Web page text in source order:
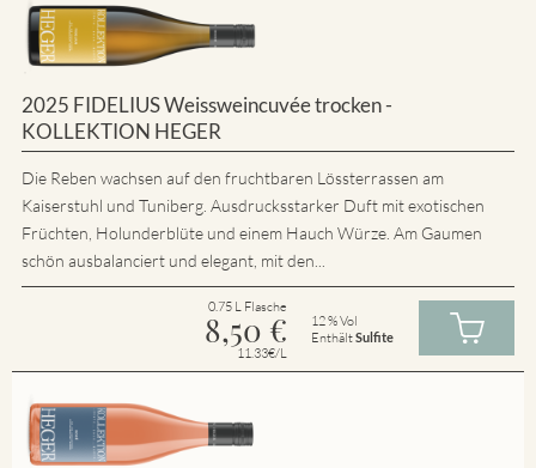
2025 FIDELIUS Weissweincuvée trocken -
KOLLEKTION HEGER
Die Reben wachsen auf den fruchtbaren Lössterrassen am
Kaiserstuhl und Tuniberg. Ausdrucksstarker Duft mit exotischen
Früchten, Holunderblüte und einem Hauch Würze. Am Gaumen
schön ausbalanciert und elegant, mit den...
0.75 L Flasche
8,50 €
11.33€/L
12 % Vol
EnthältSulfite